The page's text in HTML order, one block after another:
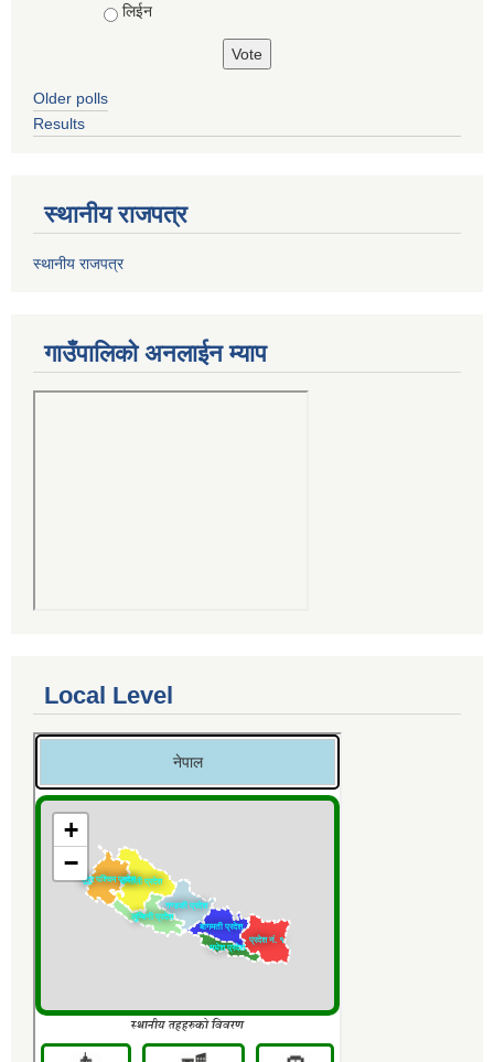
लिईन
Older polls
Results
स्थानीय राजपत्र
स्थानीय राजपत्र
गाउँपालिको अनलाईन म्याप
Local Level